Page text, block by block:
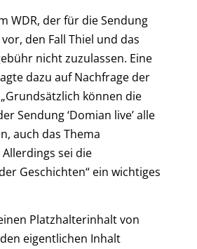
WDR, der für die Sendung
den Fall Thiel und das
nicht zuzulassen. Eine
dazu auf Nachfrage der
„Grundsätzlich können die
Sendung ‘Domian live’ alle
auch das Thema
sei die
Geschichten“ ein wichtiges
Platzhalterinhalt von
eigentlichen Inhalt